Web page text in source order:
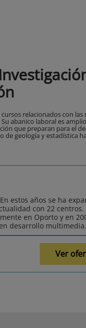
relacionados con
abanico laboral es
que preparan para el
geología y estadística
estos años se ha
con 22 centros.
en Oporto y en
desarrollo
Ver